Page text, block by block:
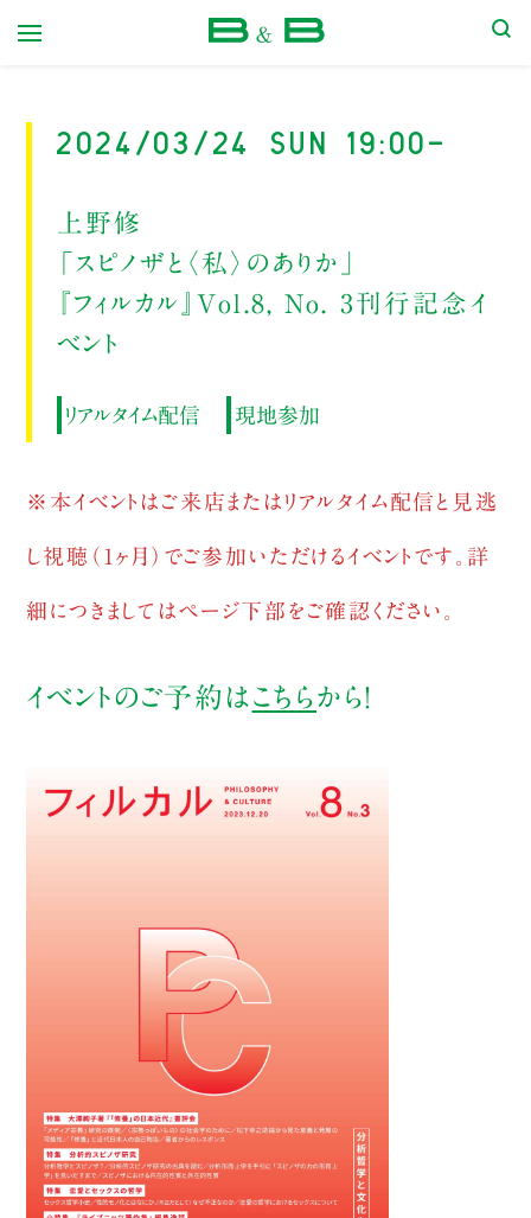
2024/03/24 Sun 19:00-
上野修
「スピノザと〈私〉のありか」
『フィルカル』Vol.8, No. 3刊行記念イ
ベント
リアルタイム配信 現地参加
※本イベントはご来店またはリアルタイム配信と見逃
し視聴（1ヶ月）でご参加いただけるイベントです。詳
細につきましてはページ下部をご確認ください。
イベントのご予約は こちらから！